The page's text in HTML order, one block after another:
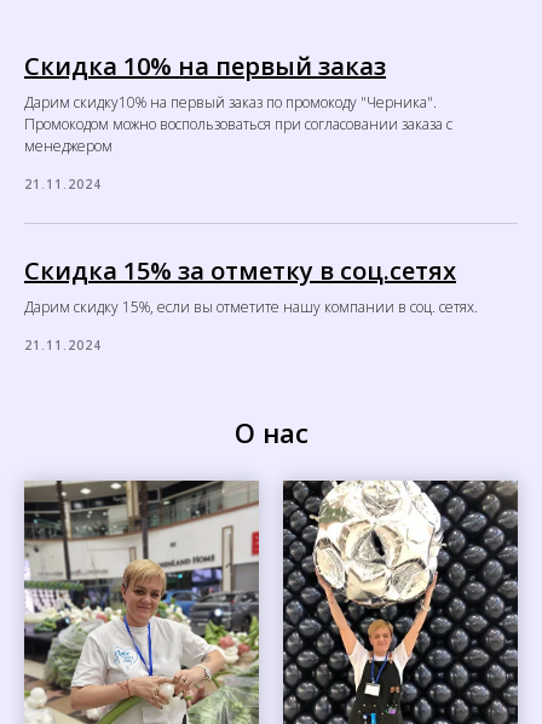
Скидка 10% на первый заказ
Дарим скидку10% на первый заказ по промокоду "Черника".
Промокодом можно воспользоваться при согласовании заказа с
менеджером
21.11.2024
Скидка 15% за отметку в соц.сетях
Дарим скидку 15%, если вы отметите нашу компании в соц. сетях.
21.11.2024
О нас